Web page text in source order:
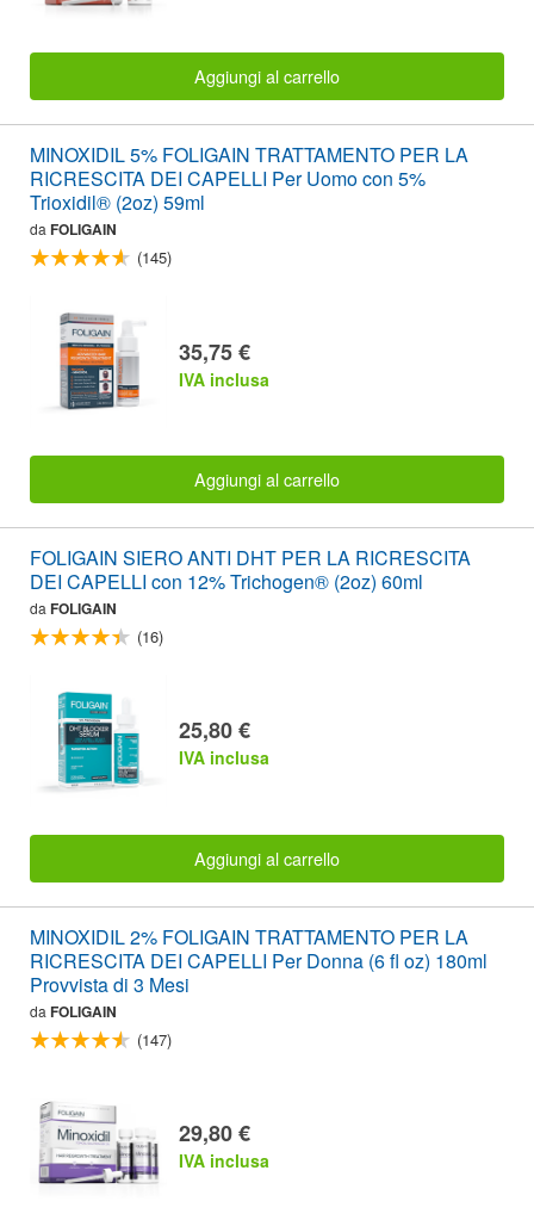
Aggiungi al carrello
MINOXIDIL 5% FOLIGAIN TRATTAMENTO PER LA
RICRESCITA DEI CAPELLI Per Uomo con 5%
Trioxidil® (2oz) 59ml
da FOLIGAIN
(145)
35,75 €
IVA inclusa
Aggiungi al carrello
FOLIGAIN SIERO ANTI DHT PER LA RICRESCITA
DEI CAPELLI con 12% Trichogen® (2oz) 60ml
da FOLIGAIN
(16)
25,80 €
IVA inclusa
Aggiungi al carrello
MINOXIDIL 2% FOLIGAIN TRATTAMENTO PER LA
RICRESCITA DEI CAPELLI Per Donna (6 fl oz) 180ml
Provvista di 3 Mesi
da FOLIGAIN
(147)
29,80 €
IVA inclusa